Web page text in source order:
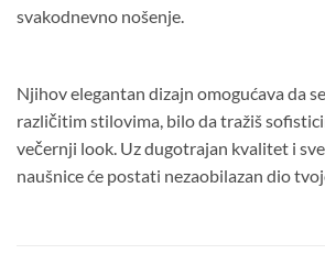
svakodnevno nošenje.
Njihov elegantan dizajn omogućava da
različitim stilovima, bilo da tražiš
večernji look. Uz dugotrajan kvalitet i
naušnice će postati nezaobilazan dio